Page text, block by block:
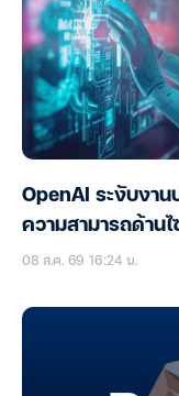
OpenAI ระงับงา
ความสามารถด้าน
08 ส.ค. 69 16:24 น.